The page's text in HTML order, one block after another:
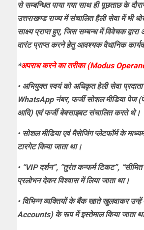
से सम्बन्धित पाया गया साथ ही पूछताछ के
उत्तराखण्ड राज्य में संचालित हैली सेवा में भी
साक्ष्य प्राप्त हुए, जिस सम्बन्ध में विवेचक
वारंट प्राप्त करने हेतु आवश्यक वैधानिक
*अपराध करने का तरीका (Modus
• अभियुक्त स्वयं को अधिकृत हेली सेवा
WhatsApp नंबर, फर्जी सोशल मीडिया पेज
आदि) एवं फर्जी बेबसाइबट संचालित करते थे।
• सोशल मीडिया एवं मैसेजिंग प्लेटफॉर्म के
टारगेट किया जाता था।
• “VIP दर्शन”, “तुरंत कन्फर्म टिकट”,
प्रलोभन देकर विश्वास में लिया जाता था।
• विभिन्न व्यक्तियों के बैंक खाते खुलवाकर
Accounts) के रूप में इस्तेमाल किया जाता